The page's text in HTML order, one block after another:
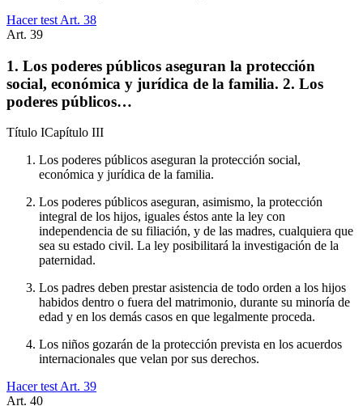
Hacer test Art. 38
Art. 39
1. Los poderes públicos aseguran la protección
social, económica y jurídica de la familia. 2. Los
poderes públicos…
Título ICapítulo III
Los poderes públicos aseguran la protección social,
económica y jurídica de la familia.
Los poderes públicos aseguran, asimismo, la protección
integral de los hijos, iguales éstos ante la ley con
independencia de su filiación, y de las madres, cualquiera que
sea su estado civil. La ley posibilitará la investigación de la
paternidad.
Los padres deben prestar asistencia de todo orden a los hijos
habidos dentro o fuera del matrimonio, durante su minoría de
edad y en los demás casos en que legalmente proceda.
Los niños gozarán de la protección prevista en los acuerdos
internacionales que velan por sus derechos.
Hacer test Art. 39
Art. 40